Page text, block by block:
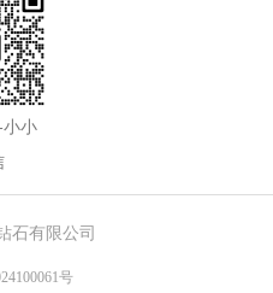
小小
石有限公司
号